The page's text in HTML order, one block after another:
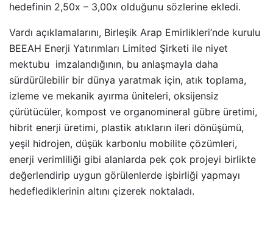
hedefinin 2,50x – 3,00x olduğunu sözlerine ekledi.
Vardı açıklamalarını, Birleşik Arap Emirlikleri’nde kurulu
BEEAH Enerji Yatırımları Limited Şirketi ile niyet
mektubu imzalandığının, bu anlaşmayla daha
sürdürülebilir bir dünya yaratmak için, atık toplama,
izleme ve mekanik ayırma üniteleri, oksijensiz
çürütücüler, kompost ve organomineral gübre üretimi,
hibrit enerji üretimi, plastik atıkların ileri dönüşümü,
yeşil hidrojen, düşük karbonlu mobilite çözümleri,
enerji verimliliği gibi alanlarda pek çok projeyi birlikte
değerlendirip uygun görülenlerde işbirliği yapmayı
hedeflediklerinin altını çizerek noktaladı.